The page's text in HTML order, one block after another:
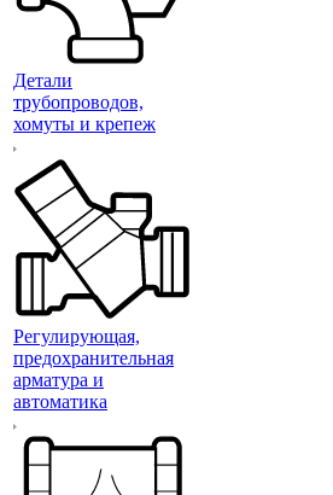
Детали
трубопроводов,
хомуты и крепеж
Регулирующая,
предохранительная
арматура и
автоматика